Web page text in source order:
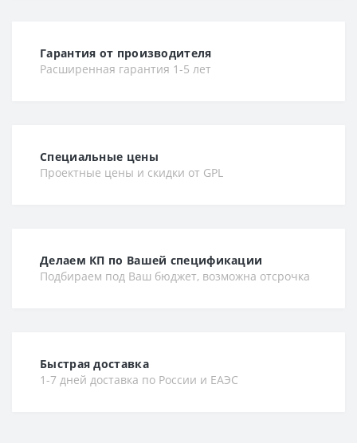
Гарантия от производителя
Расширенная гарантия 1-5 лет
Специальные цены
Проектные цены и скидки от GPL
Делаем КП по Вашей спецификации
Подбираем под Ваш бюджет, возможна отсрочка
Быстрая доставка
1-7 дней доставка по России и ЕАЭС